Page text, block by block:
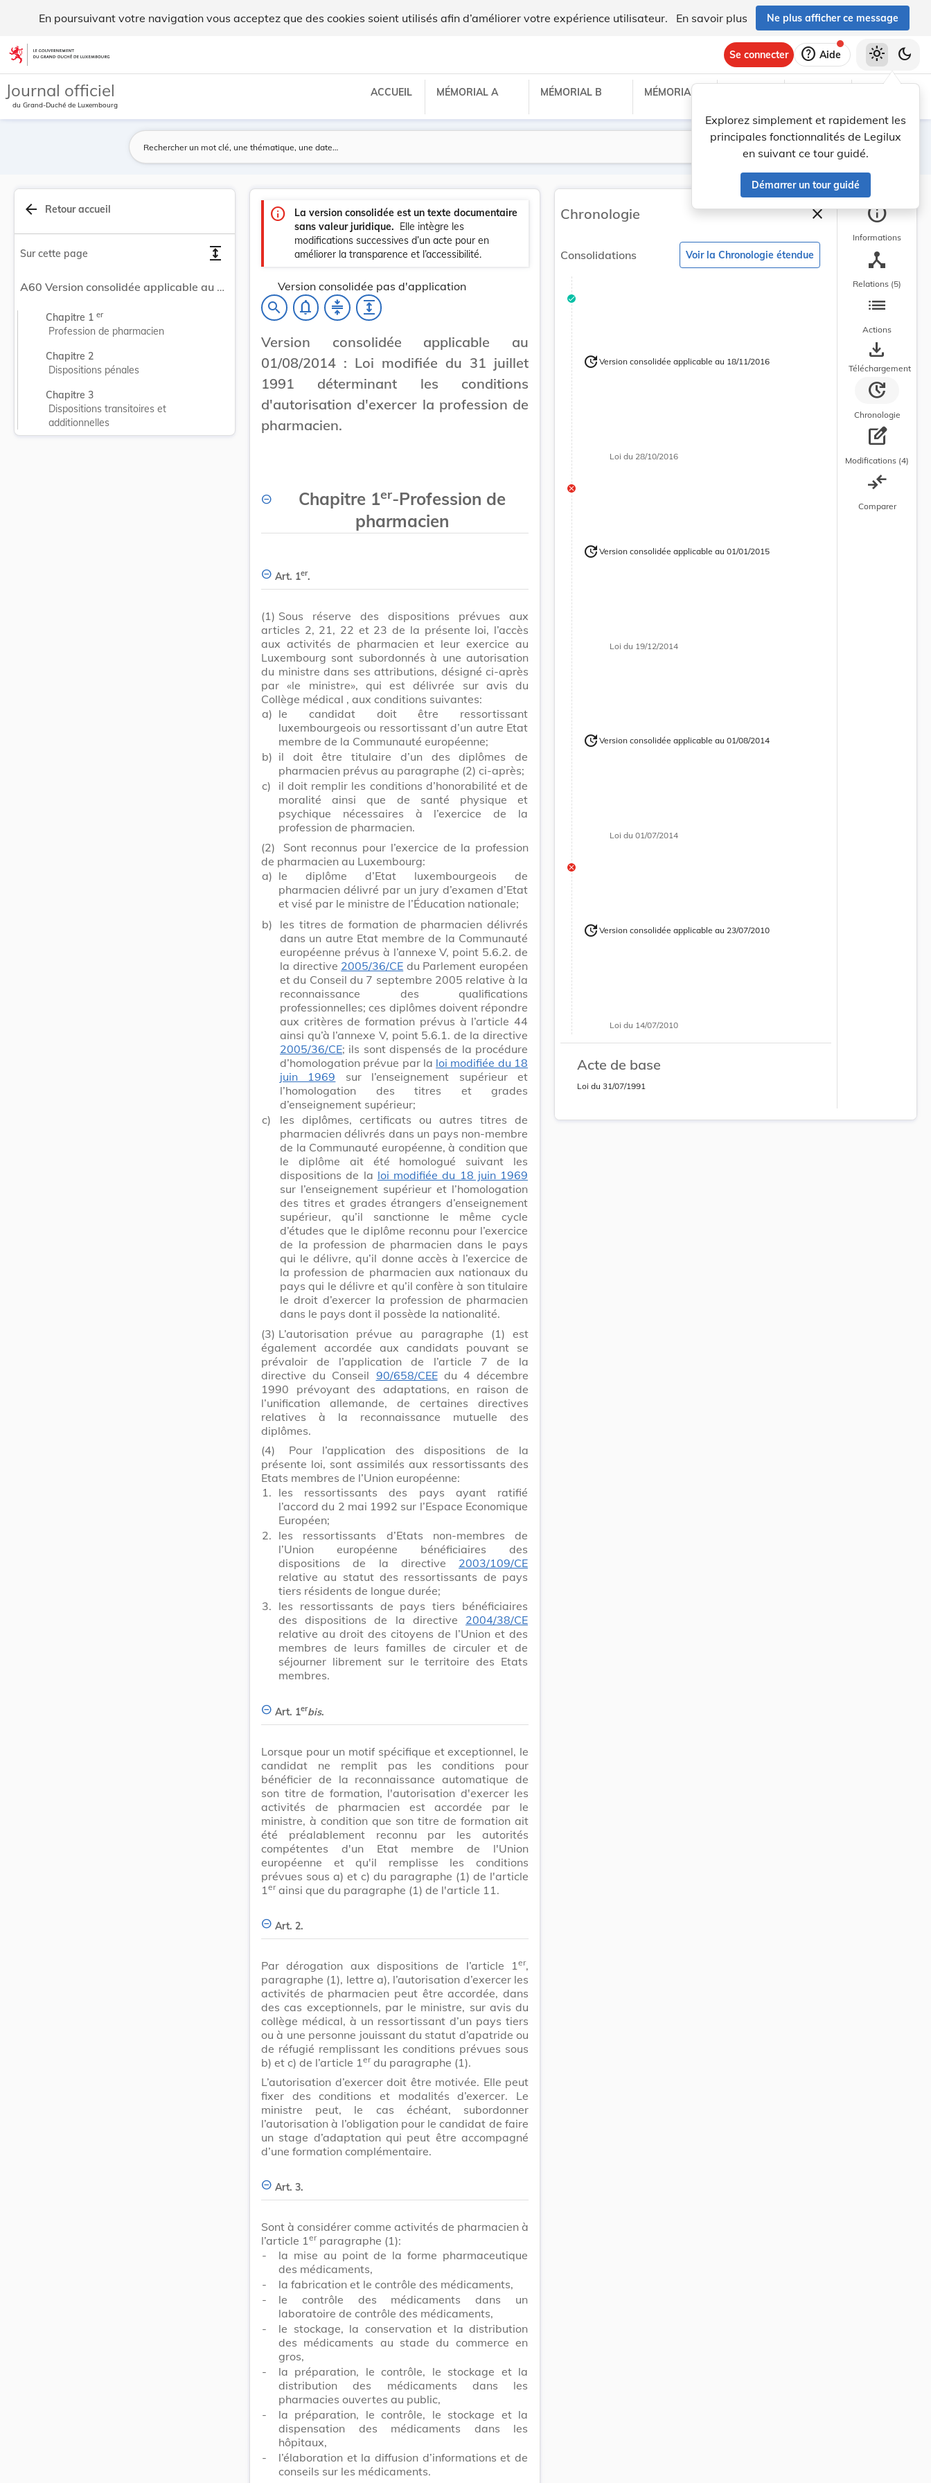
En poursuivant votre navigation vous acceptez que des cookies soient utilisés afin d’améliorer votre expérience utilisateur. En savoir plus Ne plus afficher ce message
Aller au contenu
Se connecter help Aide
Explorez simplement et rapidement les
principales fonctionnalités de Legilux
en suivant ce tour guidé.
Démarrer un tour guidé
light_mode dark_mode
Journal officiel
du Grand-Duché de Luxembourg
ACCUEIL MÉMORIAL A MÉMORIAL B MÉMORIAL C
Lancer la recherche
Filtres
arrow_back Retour accueil
Sur cette page expand
A60 Version consolidée applicable au 01/08/2014 : Loi modifiée du 31 juillet 1991 déterminant les conditions d'autorisation d'exercer la profession de pharmacien.
Chapitre 1 er
Profession de pharmacien
Chapitre 2
Dispositions pénales
Chapitre 3
Dispositions transitoires et
additionnelles
info
La version consolidée est un texte documentaire
sans valeur juridique. Elle intègre les
modifications successives d’un acte pour en
améliorer la transparence et l’accessibilité.
Version consolidée pas d'application
search notifications_none compress expand
Version consolidée applicable au
01/08/2014 : Loi modifiée du 31 juillet
1991 déterminant les conditions
d'autorisation d'exercer la profession de
pharmacien.
Chapitre 1er-Profession de
pharmacien
Art. 1er.
(1) Sous réserve des dispositions prévues aux
articles 2, 21, 22 et 23 de la présente loi, l’accès
aux activités de pharmacien et leur exercice au
Luxembourg sont subordonnés à une autorisation
du ministre dans ses attributions, désigné ci-après
par «le ministre», qui est délivrée sur avis du
Collège médical , aux conditions suivantes:
a) le candidat doit être ressortissant
luxembourgeois ou ressortissant d’un autre Etat
membre de la Communauté européenne;
b) il doit être titulaire d’un des diplômes de
pharmacien prévus au paragraphe (2) ci-après;
c)
il doit remplir les conditions d’honorabilité et de
moralité ainsi que de santé physique et
psychique nécessaires à l’exercice de la
profession de pharmacien.
(2)
Sont reconnus pour l’exercice de la profession
de pharmacien au Luxembourg:
a) le diplôme d’Etat luxembourgeois de
pharmacien délivré par un jury d’examen d’Etat
et visé par le ministre de l’Éducation nationale;
b)
les titres de formation de pharmacien délivrés
dans un autre Etat membre de la Communauté
européenne prévus à l’annexe V, point 5.6.2. de
la directive 2005/36/CE du Parlement européen
et du Conseil du 7 septembre 2005 relative à la
reconnaissance des qualifications
professionnelles; ces diplômes doivent répondre
aux critères de formation prévus à l’article 44
ainsi qu’à l’annexe V, point 5.6.1. de la directive
2005/36/CE; ils sont dispensés de la procédure
d’homologation prévue par la loi modifiée du 18
juin 1969 sur l’enseignement supérieur et
l’homologation des titres et grades
d’enseignement supérieur;
c)
les diplômes, certificats ou autres titres de
pharmacien délivrés dans un pays non-membre
de la Communauté européenne, à condition que
le diplôme ait été homologué suivant les
dispositions de la loi modifiée du 18 juin 1969
sur l’enseignement supérieur et l’homologation
des titres et grades étrangers d’enseignement
supérieur, qu’il sanctionne le même cycle
d’études que le diplôme reconnu pour l’exercice
de la profession de pharmacien dans le pays
qui le délivre, qu’il donne accès à l’exercice de
la profession de pharmacien aux nationaux du
pays qui le délivre et qu’il confère à son titulaire
le droit d’exercer la profession de pharmacien
dans le pays dont il possède la nationalité.
(3) L’autorisation prévue au paragraphe (1) est
également accordée aux candidats pouvant se
prévaloir de l’application de l’article 7 de la
directive du Conseil 90/658/CEEdu 4 décembre
1990 prévoyant des adaptations, en raison de
l’unification allemande, de certaines directives
relatives à la reconnaissance mutuelle des
diplômes.
(4)
Pour l’application des dispositions de la
présente loi, sont assimilés aux ressortissants des
Etats membres de l’Union européenne:
1. les ressortissants des pays ayant ratifié
l’accord du 2 mai 1992 sur l’Espace Economique
Européen;
2. les ressortissants d’Etats non-membres de
l’Union européenne bénéficiaires des
dispositions de la directive 2003/109/CE
relative au statut des ressortissants de pays
tiers résidents de longue durée;
3. les ressortissants de pays tiers bénéficiaires
des dispositions de la directive 2004/38/CE
relative au droit des citoyens de l’Union et des
membres de leurs familles de circuler et de
séjourner librement sur le territoire des Etats
membres.
Art. 1erbis.
Lorsque pour un motif spécifique et exceptionnel, le
candidat ne remplit pas les conditions pour
bénéficier de la reconnaissance automatique de
son titre de formation, l'autorisation d'exercer les
activités de pharmacien est accordée par le
ministre, à condition que son titre de formation ait
été préalablement reconnu par les autorités
compétentes d'un Etat membre de l'Union
européenne et qu'il remplisse les conditions
prévues sous a) et c) du paragraphe (1) de l'article
1 erainsi que du paragraphe (1) de l'article 11.
Art. 2.
Par dérogation aux dispositions de l’article 1 er,
paragraphe (1), lettre a), l’autorisation d’exercer les
activités de pharmacien peut être accordée, dans
des cas exceptionnels, par le ministre, sur avis du
collège médical, à un ressortissant d’un pays tiers
ou à une personne jouissant du statut d’apatride ou
de réfugié remplissant les conditions prévues sous
b) et c) de l’article 1 erdu paragraphe (1).
L’autorisation d’exercer doit être motivée. Elle peut
fixer des conditions et modalités d’exercer. Le
ministre peut, le cas échéant, subordonner
l’autorisation à l’obligation pour le candidat de faire
un stage d’adaptation qui peut être accompagné
d’une formation complémentaire.
Art. 3.
Sont à considérer comme activités de pharmacien à
l’article 1 erparagraphe (1):
-
la mise au point de la forme pharmaceutique
des médicaments,
-
la fabrication et le contrôle des médicaments,
-
le contrôle des médicaments dans un
laboratoire de contrôle des médicaments,
-
le stockage, la conservation et la distribution
des médicaments au stade du commerce en
gros,
-
la préparation, le contrôle, le stockage et la
distribution des médicaments dans les
pharmacies ouvertes au public,
-
la préparation, le contrôle, le stockage et la
dispensation des médicaments dans les
hôpitaux,
-
l’élaboration et la diffusion d’informations et de
conseils sur les médicaments.
Chronologie closeFermer la barre
Consolidations Voir la Chronologie étendue
Version consolidée en cours d’application
update Version consolidée applicable au 18/11/2016
Loidu 28/10/2016
Version consolidée obsolète
update Version consolidée applicable au 01/01/2015
Loidu 19/12/2014
Version courante
Version consolidée obsolète
update Version consolidée applicable au 01/08/2014
Loidu 01/07/2014
Version consolidée obsolète
update Version consolidée applicable au 23/07/2010
Loidu 14/07/2010
Acte de base
Loi du 31/07/1991
info
Informations
device_hub
Relations (5)
list
Actions
save_alt
Téléchargement
update
Chronologie
edit_square
Modifications (4)
compare_arrows
Comparer